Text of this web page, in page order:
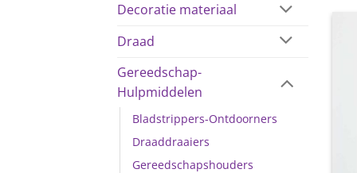
Decoratie materiaal
Draad
Gereedschap-
Hulpmiddelen
Bladstrippers-Ontdoorners
Draaddraaiers
Gereedschapshouders